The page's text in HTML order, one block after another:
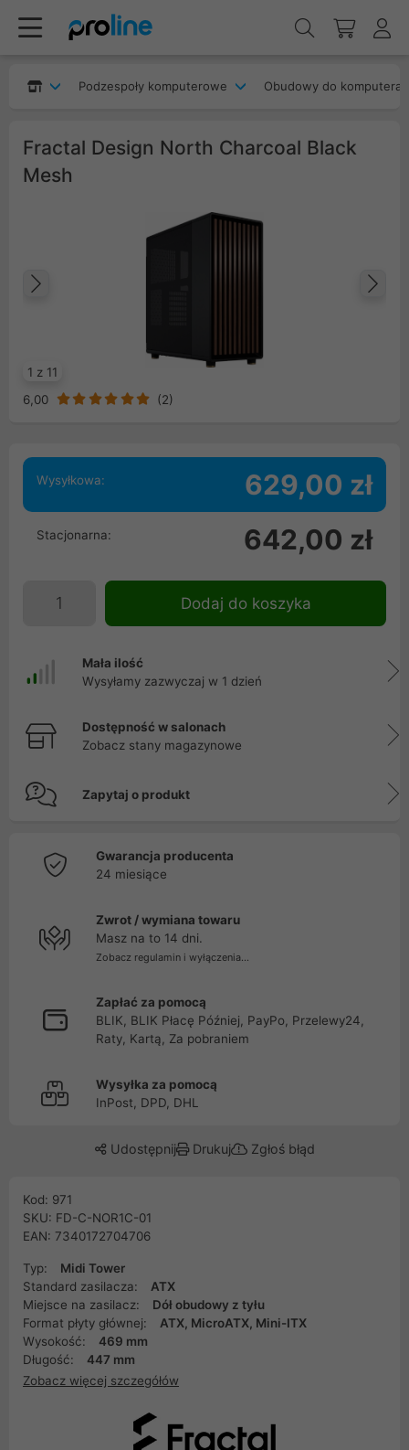
Podzespoły komputerowe Obudowy do komputera
Fractal Design North Charcoal Black
Mesh
1 z 11
6,00 (2)
Wysyłkowa: 629,00 zł
Stacjonarna: 642,00 zł
Dodaj do koszyka
Mała ilość
Wysyłamy zazwyczaj w 1 dzień
Dostępność w salonach
Zobacz stany magazynowe
Zapytaj o produkt
Gwarancja producenta
24 miesiące
Zwrot / wymiana towaru
Masz na to 14 dni.
Zobacz regulamin i wyłączenia...
Zapłać za pomocą
BLIK, BLIK Płacę Później, PayPo, Przelewy24,
Raty, Kartą, Za pobraniem
Wysyłka za pomocą
InPost, DPD, DHL
Udostępnij Drukuj Zgłoś błąd
Kod: 971
SKU: FD-C-NOR1C-01
EAN: 7340172704706
Typ:
Midi Tower
Standard zasilacza:
ATX
Miejsce na zasilacz:
Dół obudowy z tyłu
Format płyty głównej:
ATX, MicroATX, Mini-ITX
Wysokość:
469 mm
Długość:
447 mm
Zobacz więcej szczegółów